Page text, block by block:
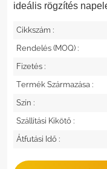
ideális rögzítés
Cikkszám :
Rendelés (MOQ) :
Fizetés :
Termék Származása :
Szín :
Szállítási Kikötő :
Átfutási Idő :